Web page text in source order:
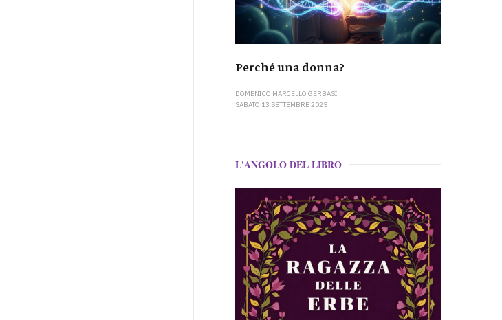
Perché una donna?
DOMENICO MARCELLO GERBASI
SABATO 13 SETTEMBRE 2025
L'ANGOLO DEL LIBRO